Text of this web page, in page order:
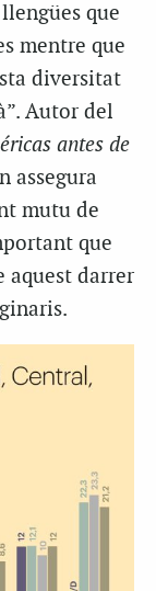
que
mentre que
diversitat
Autor del
antes de
assegura
mutu de
que
aquest darrer